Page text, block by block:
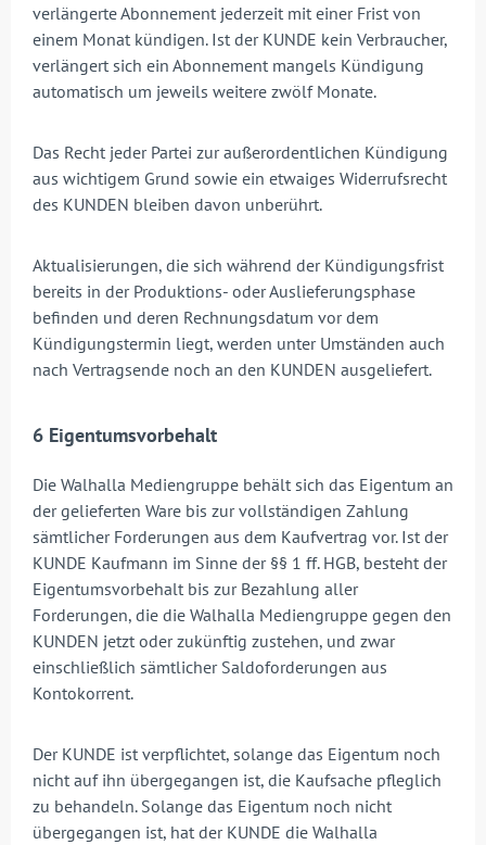
verlängerte Abonnement jederzeit mit einer Frist von
einem Monat kündigen. Ist der KUNDE kein Verbraucher,
verlängert sich ein Abonnement mangels Kündigung
automatisch um jeweils weitere zwölf Monate.
Das Recht jeder Partei zur außerordentlichen Kündigung
aus wichtigem Grund sowie ein etwaiges Widerrufsrecht
des KUNDEN bleiben davon unberührt.
Aktualisierungen, die sich während der Kündigungsfrist
bereits in der Produktions- oder Auslieferungsphase
befinden und deren Rechnungsdatum vor dem
Kündigungstermin liegt, werden unter Umständen auch
nach Vertragsende noch an den KUNDEN ausgeliefert.
6 Eigentumsvorbehalt
Die Walhalla Mediengruppe behält sich das Eigentum an
der gelieferten Ware bis zur vollständigen Zahlung
sämtlicher Forderungen aus dem Kaufvertrag vor. Ist der
KUNDE Kaufmann im Sinne der §§ 1 ff. HGB, besteht der
Eigentumsvorbehalt bis zur Bezahlung aller
Forderungen, die die Walhalla Mediengruppe gegen den
KUNDEN jetzt oder zukünftig zustehen, und zwar
einschließlich sämtlicher Saldoforderungen aus
Kontokorrent.
Der KUNDE ist verpflichtet, solange das Eigentum noch
nicht auf ihn übergegangen ist, die Kaufsache pfleglich
zu behandeln. Solange das Eigentum noch nicht
übergegangen ist, hat der KUNDE die Walhalla